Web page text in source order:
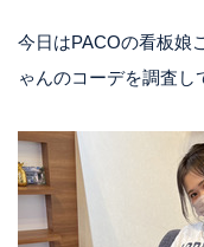
今日はPACOの看板娘
ゃんのコーデを調査し